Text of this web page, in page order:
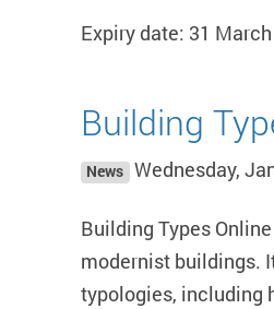
Expiry date: 31
Building
News Wednesday,
Building Types
modernist buildings.
typologies, including